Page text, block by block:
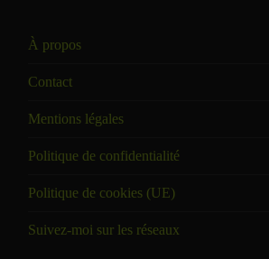
À propos
Contact
Mentions légales
Politique de confidentialité
Politique de cookies (UE)
Suivez-moi sur les réseaux